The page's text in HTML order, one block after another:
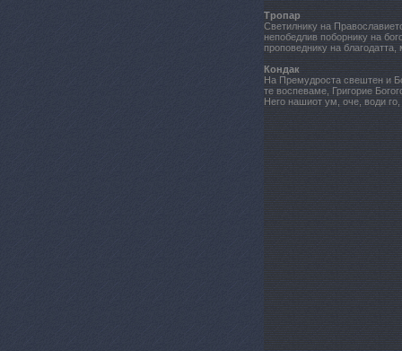
Тропар
Светилнику на
непобедлив поборнику на
проповеднику на
Кондак
На Премудроста свештен и
те воспеваме, Григорие
Него нашиот ум, оче, води